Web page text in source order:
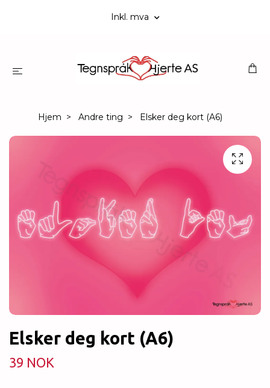
Inkl. mva
Hjem Andre ting Elsker deg kort (A6)
Elsker deg kort (A6)
39 NOK